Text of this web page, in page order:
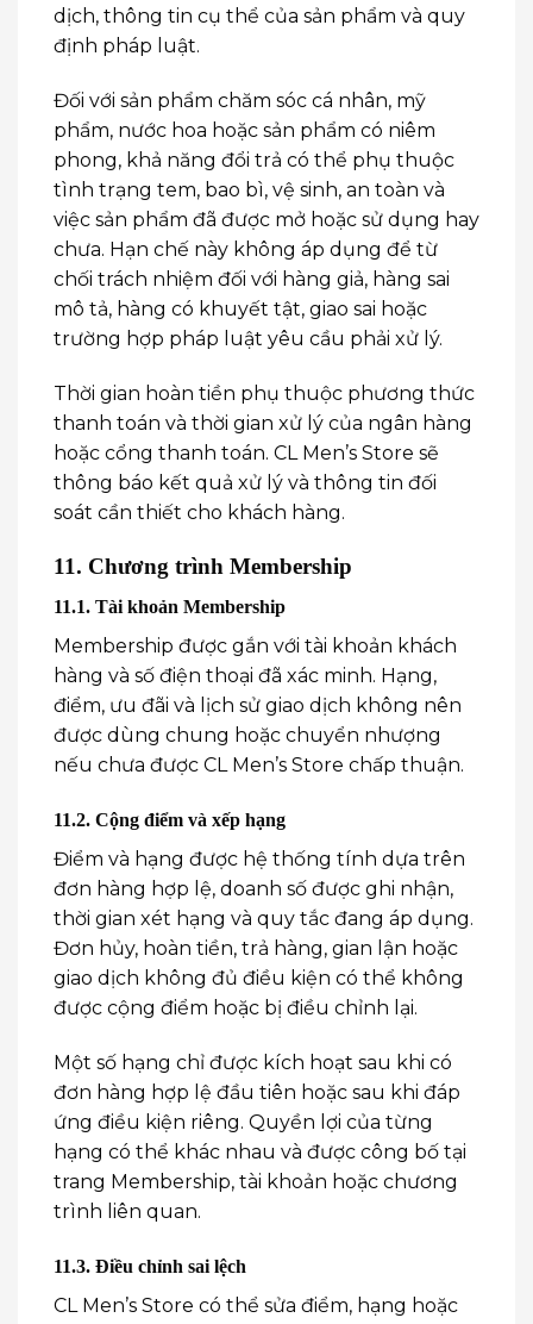
dịch, thông tin cụ thể của sản phẩm và quy
định pháp luật.
Đối với sản phẩm chăm sóc cá nhân, mỹ
phẩm, nước hoa hoặc sản phẩm có niêm
phong, khả năng đổi trả có thể phụ thuộc
tình trạng tem, bao bì, vệ sinh, an toàn và
việc sản phẩm đã được mở hoặc sử dụng hay
chưa. Hạn chế này không áp dụng để từ
chối trách nhiệm đối với hàng giả, hàng sai
mô tả, hàng có khuyết tật, giao sai hoặc
trường hợp pháp luật yêu cầu phải xử lý.
Thời gian hoàn tiền phụ thuộc phương thức
thanh toán và thời gian xử lý của ngân hàng
hoặc cổng thanh toán. CL Men’s Store sẽ
thông báo kết quả xử lý và thông tin đối
soát cần thiết cho khách hàng.
11. Chương trình Membership
11.1. Tài khoản Membership
Membership được gắn với tài khoản khách
hàng và số điện thoại đã xác minh. Hạng,
điểm, ưu đãi và lịch sử giao dịch không nên
được dùng chung hoặc chuyển nhượng
nếu chưa được CL Men’s Store chấp thuận.
11.2. Cộng điểm và xếp hạng
Điểm và hạng được hệ thống tính dựa trên
đơn hàng hợp lệ, doanh số được ghi nhận,
thời gian xét hạng và quy tắc đang áp dụng.
Đơn hủy, hoàn tiền, trả hàng, gian lận hoặc
giao dịch không đủ điều kiện có thể không
được cộng điểm hoặc bị điều chỉnh lại.
Một số hạng chỉ được kích hoạt sau khi có
đơn hàng hợp lệ đầu tiên hoặc sau khi đáp
ứng điều kiện riêng. Quyền lợi của từng
hạng có thể khác nhau và được công bố tại
trang Membership, tài khoản hoặc chương
trình liên quan.
11.3. Điều chỉnh sai lệch
CL Men’s Store có thể sửa điểm, hạng hoặc